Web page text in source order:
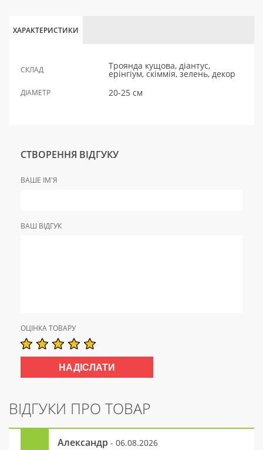
ХАРАКТЕРИСТИКИ
СКЛАД Троянда кущова, діантус,
ерінгіум, скіммія, зелень, декор
ДІАМЕТР 20-25 см
СТВОРЕННЯ ВІДГУКУ
ВАШЕ ІМ'Я
ВАШ ВІДГУК
ОЦІНКА ТОВАРУ
ВІДГУКИ ПРО ТОВАР
Александр - 06.08.2026